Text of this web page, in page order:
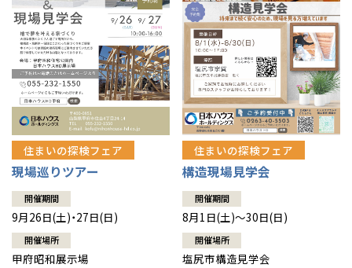
住まいの探検フェア
現場巡りツアー
開催期間
9月26日(土)・27日(日)
開催場所
甲府昭和展示場
住まいの探検フェア
構造現場見学会
開催期間
8月1日(土)～30日(日)
開催場所
塩尻市構造見学会